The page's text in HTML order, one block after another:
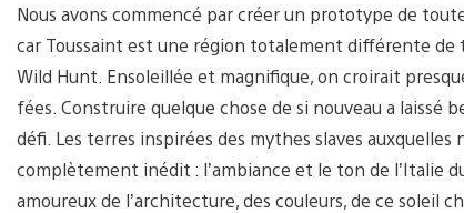
Nous avons commencé par créer un prototype de
car Toussaint est une région totalement différente de
Wild Hunt. Ensoleillée et magnifique, on croirait
fées. Construire quelque chose de si nouveau a laissé
défi. Les terres inspirées des mythes slaves
complètement inédit : l’ambiance et le ton de l’Italie
amoureux de l’architecture, des couleurs, de ce soleil